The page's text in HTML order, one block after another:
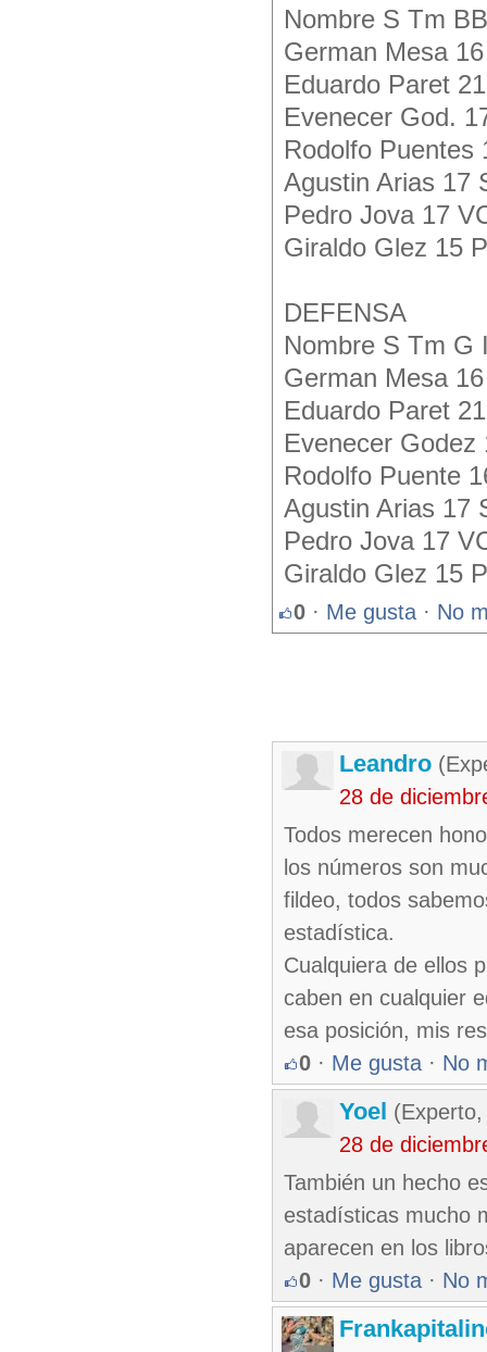
Nombre S Tm
German Mesa
Eduardo Paret
Evenecer God.
Rodolfo Puentes
Agustin Arias 17
Pedro Jova 17
Giraldo Glez 15
DEFENSA
Nombre S Tm G
German Mesa
Eduardo Paret
Evenecer
Rodolfo Puente
Agustin Arias 17
Pedro Jova 17
Giraldo Glez 15
0 · Me gusta · No
Leandro
28 de
Todos merecen
los números son
fildeo, todos
estadística.
Cualquiera de ellos
caben en cualquier
esa posición, mis
0 · Me gusta · No
Yoel
28 de
También un hecho
estadísticas mucho
aparecen en los
0 · Me gusta · No